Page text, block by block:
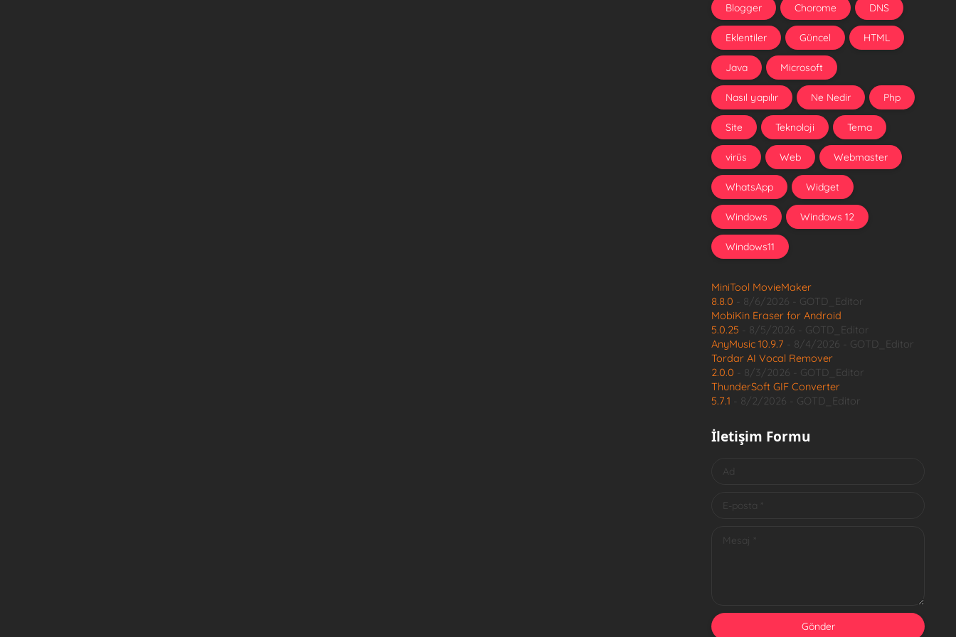
Blogger Chorome DNS
Eklentiler Güncel HTML
Java Microsoft
Nasıl yapılır Ne Nedir Php
Site Teknoloji Tema
virüs Web Webmaster
WhatsApp Widget
Windows Windows 12
Windows11
MiniTool MovieMaker
8.8.0 - 8/6/2026 - GOTD_Editor
MobiKin Eraser for Android
5.0.25 - 8/5/2026 - GOTD_Editor
AnyMusic 10.9.7 - 8/4/2026 - GOTD_Editor
Tordar AI Vocal Remover
2.0.0 - 8/3/2026 - GOTD_Editor
ThunderSoft GIF Converter
5.7.1 - 8/2/2026 - GOTD_Editor
İletişim Formu